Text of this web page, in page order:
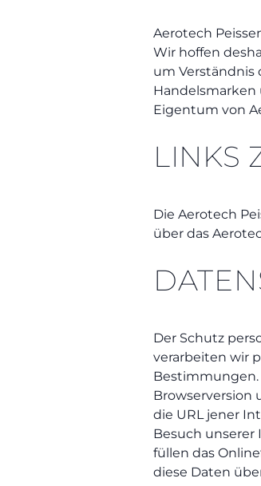
Aerotech
Wir hoffen
um Verständnis
Eigentum von
LINKS
Die Aerotech
über das
Der Schutz
verarbeiten wir
Bestimmungen.
Browserversion
die URL jener
Besuch unserer
füllen das
diese Daten